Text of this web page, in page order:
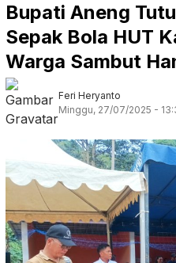
Bupati Aneng
Sepak Bola HUT
Warga Sambut
Feri Heryanto
Minggu, 27/07/2025 -